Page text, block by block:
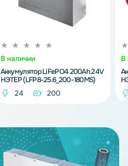
В наличии
Аккумулятор LiFePO4 200Ah 24V
НЭТЕР (LFP8-25.6_200-180MS)
24
200
В